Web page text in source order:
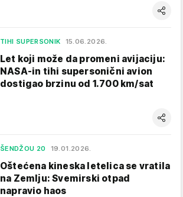
TIHI SUPERSONIK 15.06.2026.
Let koji može da promeni avijaciju:
NASA-in tihi supersonični avion
dostigao brzinu od 1.700 km/sat
ŠENDŽOU 20 19.01.2026.
Oštećena kineska letelica se vratila
na Zemlju: Svemirski otpad
napravio haos